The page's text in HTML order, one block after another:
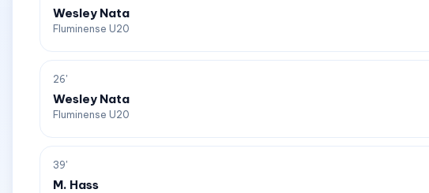
Wesley Nata
Fluminense U20
26'
Wesley Nata
Fluminense U20
39'
M. Hass